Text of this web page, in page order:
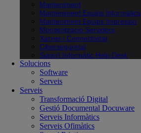
Manteniment
Manteniment Equips Informàtics
Manteniment Equips Impressió
Monitorització Servidors
Xarxes i Connectivitat
Ciberseguretat
Suport Informàtic Help Desk
Solucions
Software
Serveis
Serveis
Transformació Digital
Gestió Documental Docuware
Serveis Informàtics
Serveis Ofimàtics